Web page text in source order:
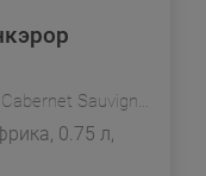
The Dry Land Collection Conqueror Cabernet Sauvignon
0.75 л,